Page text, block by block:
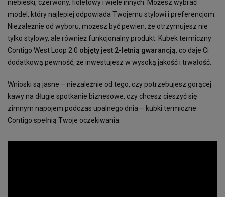
niebieski, czerwony, fioletowy i wiele innych. Możesz wybrać
model, który najlepiej odpowiada Twojemu stylowi i preferencjom.
Niezależnie od wyboru, możesz być pewien, że otrzymujesz nie
tylko stylowy, ale również funkcjonalny produkt. Kubek termiczny
Contigo West Loop 2.0 objęty jest 2-letnią gwarancją, co daje Ci
dodatkową pewność, że inwestujesz w wysoką jakość i trwałość.
Wnioski są jasne – niezależnie od tego, czy potrzebujesz gorącej
kawy na długie spotkanie biznesowe, czy chcesz cieszyć się
zimnym napojem podczas upalnego dnia – kubki termiczne
Contigo spełnią Twoje oczekiwania.